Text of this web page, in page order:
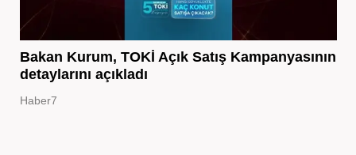
Bakan Kurum, TOKİ Açık Satış Kampanyasının
detaylarını açıkladı
Haber7